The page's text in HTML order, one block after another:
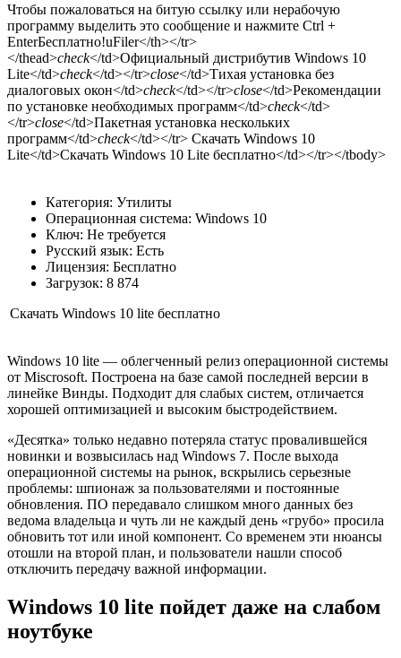
Чтобы пожаловаться на битую ссылку или нерабочую
программу выделить это сообщение и нажмите Ctrl +
EnterБесплатно!uFiler</th></tr>
</thead>check</td>Официальный дистрибутив Windows 10
Lite</td>check</td></tr>close</td>Тихая установка без
диалоговых окон</td>check</td></tr>close</td>Рекомендации
по установке необходимых программ</td>check</td>
</tr>close</td>Пакетная установка нескольких
программ</td>check</td></tr> Скачать Windows 10
Lite</td>Скачать Windows 10 Lite бесплатно</td></tr></tbody>
Категория: Утилиты
Операционная система: Windows 10
Ключ: Не требуется
Русский язык: Есть
Лицензия: Бесплатно
Загрузок: 8 874
Скачать Windows 10 lite бесплатно
Windows 10 lite — облегченный релиз операционной системы
от Miscrosoft. Построена на базе самой последней версии в
линейке Винды. Подходит для слабых систем, отличается
хорошей оптимизацией и высоким быстродействием.
«Десятка» только недавно потеряла статус провалившейся
новинки и возвысилась над Windows 7. После выхода
операционной системы на рынок, вскрылись серьезные
проблемы: шпионаж за пользователями и постоянные
обновления. ПО передавало слишком много данных без
ведома владельца и чуть ли не каждый день «грубо» просила
обновить тот или иной компонент. Со временем эти нюансы
отошли на второй план, и пользователи нашли способ
отключить передачу важной информации.
Windows 10 lite пойдет даже на слабом
ноутбуке